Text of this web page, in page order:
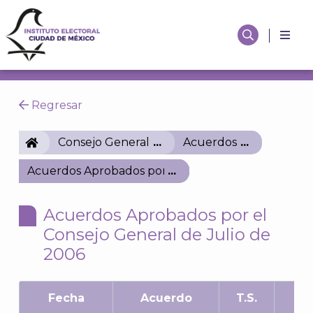
Regresar
IECMConsejo General Acuerdos
Acuerdos Aprobados por el Consejo General de
Acuerdos Aprobados por el
Consejo General de Julio de
2006
Fecha Acuerdo T.S.